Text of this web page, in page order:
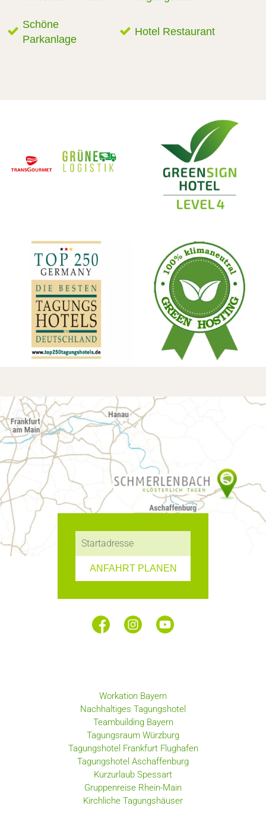
Schöne
Parkanlage
Hotel Restaurant
ANFAHRT PLANEN
Workation Bayern
Nachhaltiges Tagungshotel
Teambuilding Bayern
Tagungsraum Würzburg
Tagungshotel Frankfurt Flughafen
Tagungshotel Aschaffenburg
Kurzurlaub Spessart
Gruppenreise Rhein-Main
Kirchliche Tagungshäuser